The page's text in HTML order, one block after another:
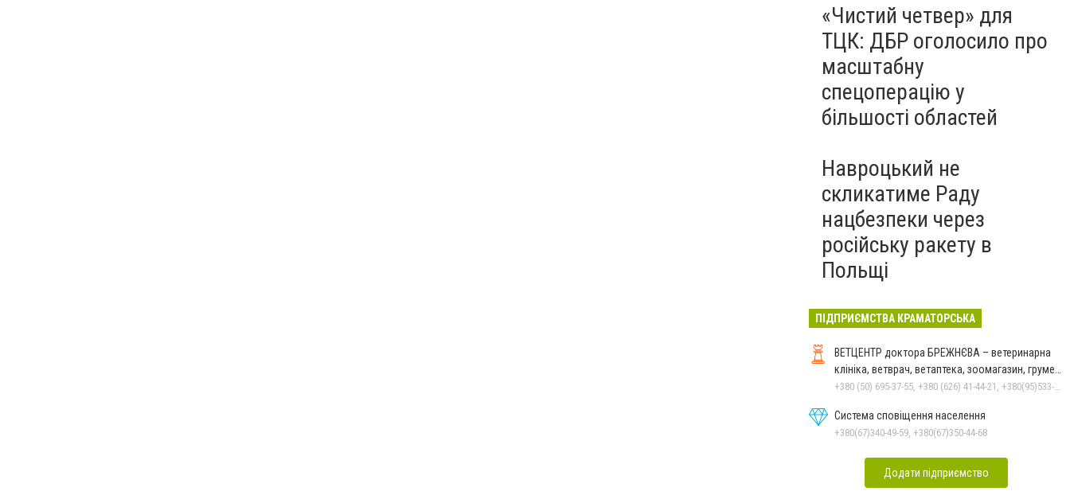
«Чистий четвер» для
ТЦК: ДБР оголосило про
масштабну
спецоперацію у
більшості областей
Навроцький не
скликатиме Раду
нацбезпеки через
російську ракету в
Польщі
ПІДПРИЄМСТВА КРАМАТОРСЬКА
ВЕТЦЕНТР доктора БРЕЖНЄВА – ветеринарна
клініка, ветврач, ветаптека, зоомагазин, грумер,
стрижки.
+380 (50) 695-37-55, +380 (626) 41-44-21, +380(95)533-90-03
Система сповіщення населення
+380(67)340-49-59, +380(67)350-44-68
Додати підприємство